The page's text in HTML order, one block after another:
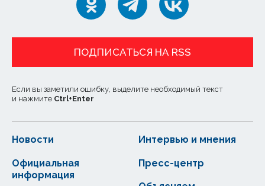
ПОДПИСАТЬСЯ НА RSS
Если вы заметили ошибку, выделите необходимый текст
и нажмите Ctrl+Enter
Новости
Официальная
информация
Интервью и мнения
Пресс-центр